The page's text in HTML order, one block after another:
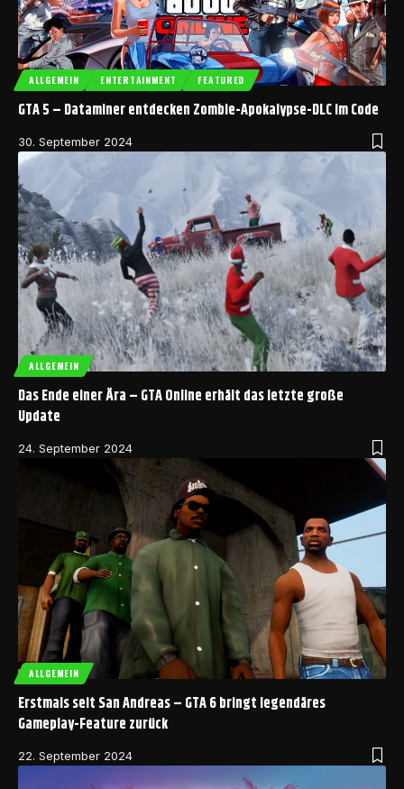
ALLGEMEIN ENTERTAINMENT FEATURED
GTA 5 – Dataminer entdecken Zombie-Apokalypse-DLC im Code
30. September 2024
ALLGEMEIN
Das Ende einer Ära – GTA Online erhält das letzte große
Update
24. September 2024
ALLGEMEIN
Erstmals seit San Andreas – GTA 6 bringt legendäres
Gameplay-Feature zurück
22. September 2024